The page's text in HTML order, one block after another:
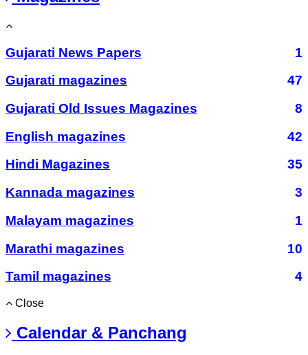
Gujarati News Papers
1
Gujarati magazines
47
Gujarati Old Issues Magazines
8
English magazines
42
Hindi Magazines
35
Kannada magazines
3
Malayam magazines
1
Marathi magazines
10
Tamil magazines
4
Close
Calendar & Panchang